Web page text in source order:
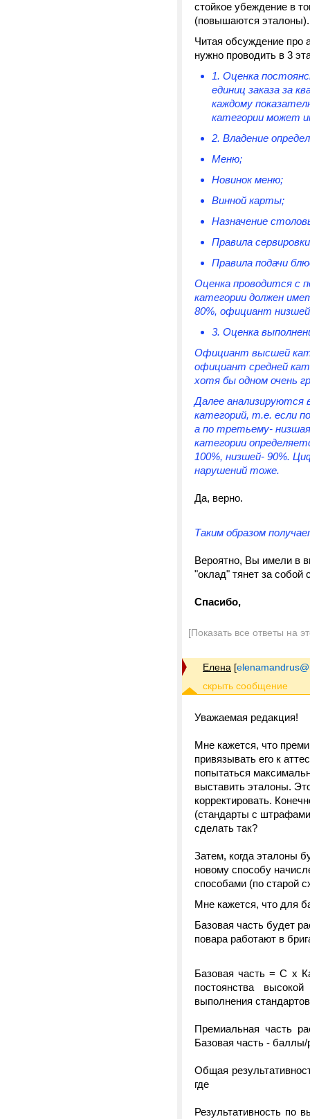
стойкое убеждение в
(повышаются
Читая обсуждение про
нужно проводить в 3
1. Оценка
единиц заказа за
каждому
категории может
2. Владение
Меню;
Новинок меню;
Винной карты;
Назначение
Правила
Правила подачи
Оценка проводится с
категории должен
80%, официант
3. Оценка
Официант высшей
официант средней
хотя бы одном очень
Далее анализируются
категорий, т.е. если
а по третьему-
категории
100%, низшей- 90%.
нарушений тоже.
Да, верно.
Таким образом
Вероятно, Вы имели в
"оклад" тянет за
Спасибо,
[Показать все ответы на
Елена [
Уважаемая редакция!
Мне кажется, что
привязывать его к
попытаться
выставить эталоны.
корректировать.
(стандарты с
сделать так?
Затем, когда эталоны
новому способу
способами (по старой
Мне кажется, что для
Базовая часть будет
повара работают в
Базовая часть = С х
постоянства
выполнения
Премиальная часть
Базовая часть - баллы/
Общая
где
Результативность по